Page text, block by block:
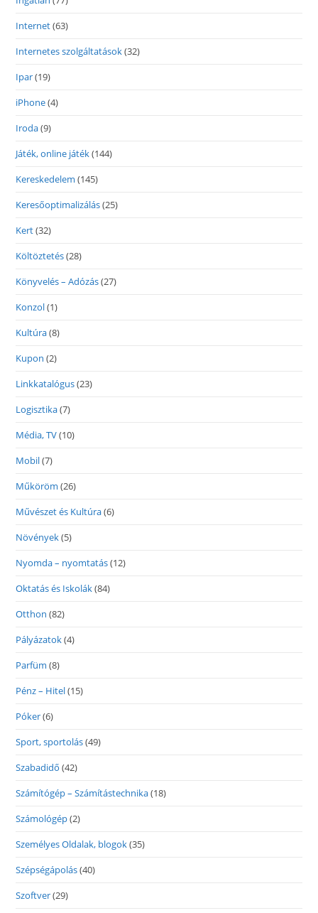
Internet(63)
Internetes szolgáltatások(32)
Ipar(19)
iPhone(4)
Iroda(9)
Játék, online játék(144)
Kereskedelem (145)
Keresőoptimalizálás(25)
Kert(32)
Költöztetés(28)
Könyvelés – Adózás(27)
Konzol(1)
Kultúra(8)
Kupon (2)
Linkkatalógus(23)
Logisztika(7)
Média, TV(10)
Mobil(7)
Műköröm (26)
Művészet és Kultúra(6)
Növények(5)
Nyomda – nyomtatás(12)
Oktatás és Iskolák(84)
Otthon (82)
Pályázatok(4)
Parfüm (8)
Pénz – Hitel(15)
Póker(6)
Sport, sportolás(49)
Szabadidő (42)
Számítógép – Számítástechnika(18)
Számológép(2)
Személyes Oldalak, blogok(35)
Szépségápolás(40)
Szoftver(29)